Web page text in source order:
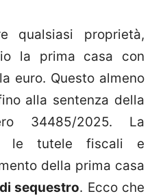
qualsiasi proprietà,
la prima casa con
euro. Questo almeno
alla sentenza della
34485/2025. La
le tutele fiscali e
della prima casa
sequestro. Ecco che